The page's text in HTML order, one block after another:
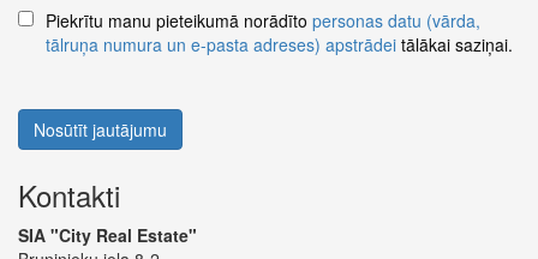
Piekrītu manu pieteikumā norādīto personas datu (vārda,
tālruņa numura un e-pasta adreses) apstrādei tālākai saziņai.
Nosūtīt jautājumu
Kontakti
SIA "City Real Estate"